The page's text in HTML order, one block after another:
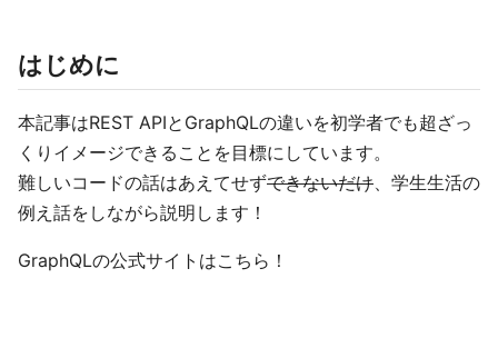
はじめに
本記事はREST APIとGraphQLの違いを初学者でも超ざっ
くりイメージできることを目標にしています。
難しいコードの話はあえてせずできないだけ、学生生活の
例え話をしながら説明します！
GraphQLの公式サイトはこちら！